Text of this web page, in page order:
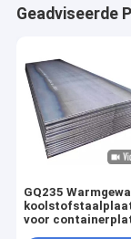
Geadviseerde
GQ235
voor